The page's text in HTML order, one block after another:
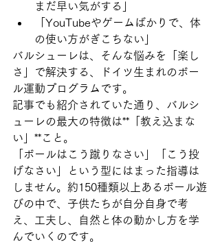
まだ早い気がする」
「YouTubeやゲームばかりで、体
の使い方がぎこちない」
バルシューレは、そんな悩みを「楽し
さ」で解決する、ドイツ生まれのボー
ル運動プログラムです。
記事でも紹介されていた通り、バルシ
ューレの最大の特徴は**「教え込まな
い」**こと。
「ボールはこう蹴りなさい」「こう投
げなさい」という型にはまった指導は
しません。約150種類以上あるボール遊
びの中で、子供たちが自分自身で考
え、工夫し、自然と体の動かし方を学
んでいくのです。